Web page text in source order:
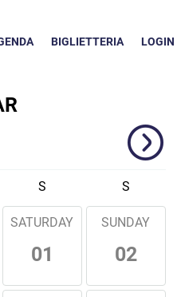
LOGIN
BIGLIETTERIA
S S
SATURDAY
01
SUNDAY
02